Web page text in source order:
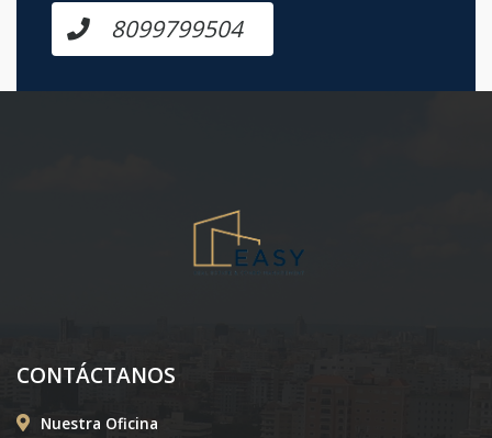
8099799504
CONTÁCTANOS
Nuestra Oficina